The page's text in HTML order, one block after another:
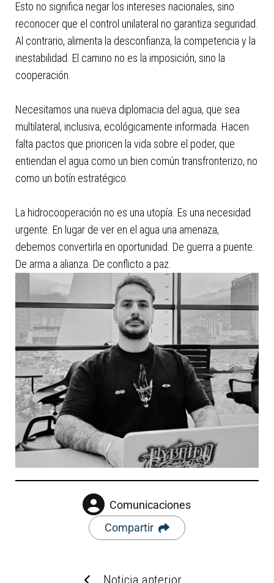
Esto no significa negar los intereses nacionales, sino
reconocer que el control unilateral no garantiza seguridad.
Al contrario, alimenta la desconfianza, la competencia y la
inestabilidad. El camino no es la imposición, sino la
cooperación.
Necesitamos una nueva diplomacia del agua, que sea
multilateral, inclusiva, ecológicamente informada. Hacen
falta pactos que prioricen la vida sobre el poder, que
entiendan el agua como un bien común transfronterizo, no
como un botín estratégico.
La hidrocooperación no es una utopía. Es una necesidad
urgente. En lugar de ver en el agua una amenaza,
debemos convertirla en oportunidad. De guerra a puente.
De arma a alianza. De conflicto a paz.
Comunicaciones
Compartir